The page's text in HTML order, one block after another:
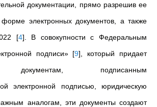
документации, прямо разрешив ее
электронных документов, а также
[4] . В совокупности с Федеральным
подписи» [9] , который придает
документам, подписанным
электронной подписью, юридическую
аналогам, эти документы создают